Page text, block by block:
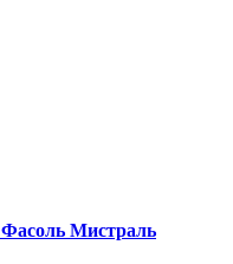
Фасоль Мистраль